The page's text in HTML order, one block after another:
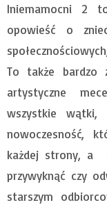
Iniemamocni 2
opowieść o
To także bardzo
artystyczne
wszystkie
nowoczesność,
każdej strony, a
przywyknąć czy
starszym